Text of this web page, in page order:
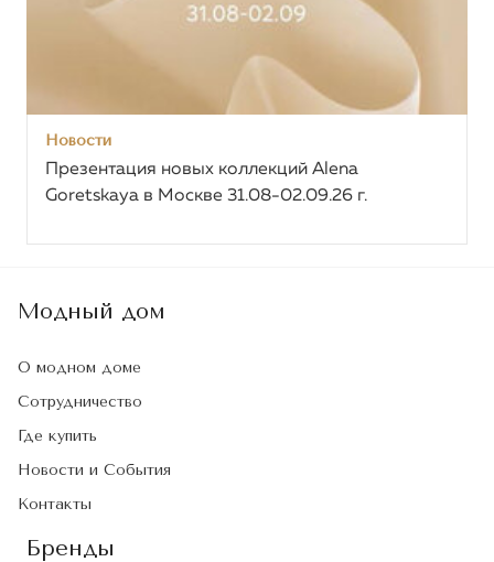
Новости
Презентация новых коллекций Alena
Goretskaya в Москве 31.08-02.09.26 г.
Модный дом
О модном доме
Сотрудничество
Где купить
Новости и События
Контакты
Бренды